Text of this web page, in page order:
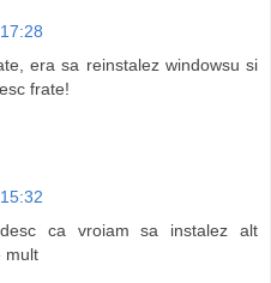
era sa reinstalez windowsu si
frate!
ca vroiam sa instalez alt
mult